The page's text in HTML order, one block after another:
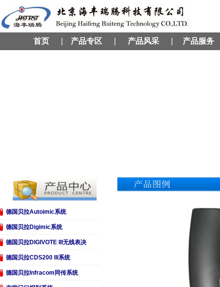
首页 产品专区 产品风采 产品服务
德国贝拉Autoimic系统
德国贝拉Digimic系统
德国贝拉DIGIVOTE III无线表决
德国贝拉CDS200 III系统
德国贝拉Infracom同传系统